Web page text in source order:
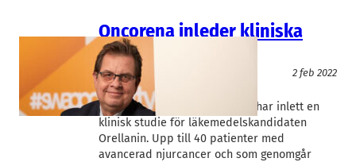
Oncorena inleder kliniska
studier
Läkemedel
2 feb 2022
Oncorena
Läkemedelsbolaget Oncorena har inlett en
klinisk studie för läkemedelskandidaten
Orellanin. Upp till 40 patienter med
avancerad njurcancer och som genomgår